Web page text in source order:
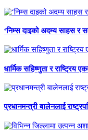
‘निम्स दाइको अदम्य साहस र
धार्मिक सहिष्णुता र राष्ट्रिय
प्रधानमन्त्री बालेनलाई